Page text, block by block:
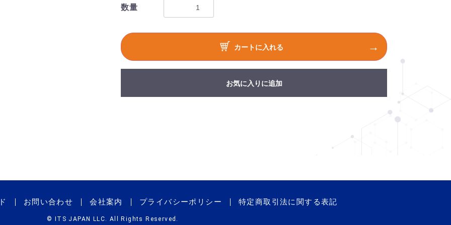
数量
カートに入れる
お気に入りに追加
お問い合わせ 会社案内 プライバシーポリシー 特定商取引法に関する表記
© ITS JAPAN LLC. All Rights Reserved.